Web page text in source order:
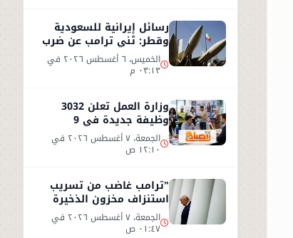
رسائل إيرانية للسعودية
وقطر: ثني ترامب عن ضرب
إيران أو سنرد على الخليج
الخميس، ٦ أغسطس ٢٠٢٦ في
٠٣:١٣ م
وزارة العمل تعلن 3032
وظيفة جديدة في 9
محافظات مصرية الجمعة، ٧ أغسطس ٢٠٢٦ في
١٢:١٠ ص
"ترامب غاضب من تسريب
استنزاف مخزون الذخيرة
الأمريكية" الجمعة، ٧ أغسطس ٢٠٢٦ في
٠١:٤٧ ص